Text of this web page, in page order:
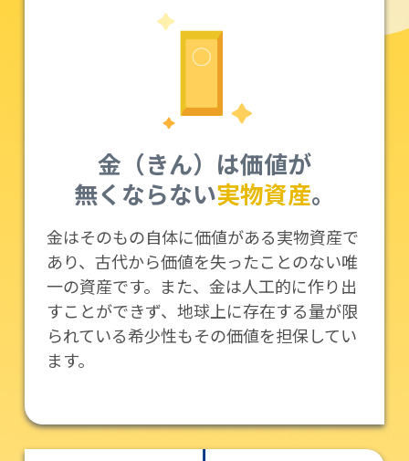
金（きん）は価値が
無くならない実物資産。
金はそのもの自体に価値がある実物資産で
あり、古代から価値を失ったことのない唯
一の資産です。また、金は人工的に作り出
すことができず、地球上に存在する量が限
られている希少性もその価値を担保してい
ます。